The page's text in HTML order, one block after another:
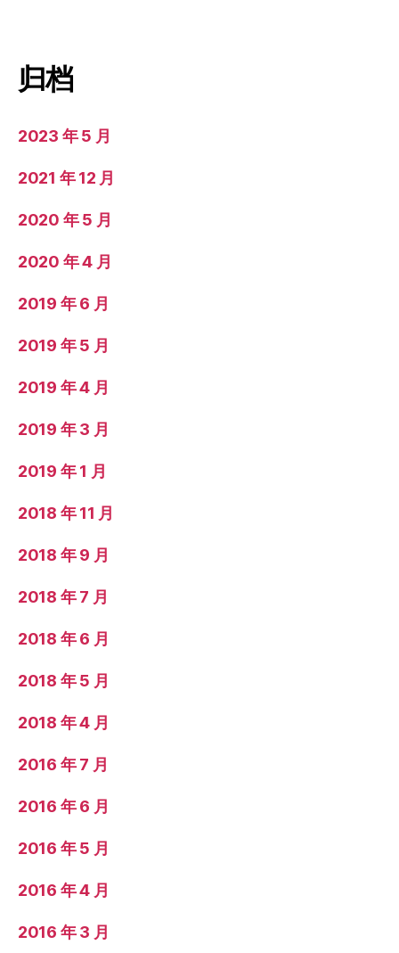
归档
2023 年 5 月
2021 年 12 月
2020 年 5 月
2020 年 4 月
2019 年 6 月
2019 年 5 月
2019 年 4 月
2019 年 3 月
2019 年 1 月
2018 年 11 月
2018 年 9 月
2018 年 7 月
2018 年 6 月
2018 年 5 月
2018 年 4 月
2016 年 7 月
2016 年 6 月
2016 年 5 月
2016 年 4 月
2016 年 3 月